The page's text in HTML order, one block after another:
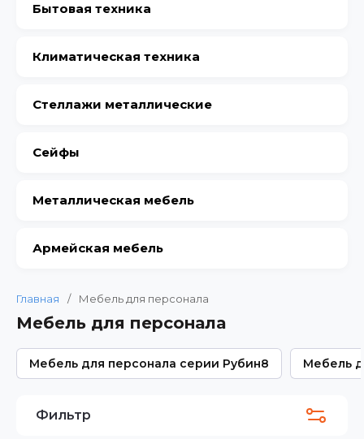
Бытовая техника
Климатическая техника
Стеллажи металлические
Сейфы
Металлическая мебель
Армейская мебель
Главная / Мебель для персонала
Мебель для персонала
Мебель для персонала серии Рубин8 Мебель
Фильтр